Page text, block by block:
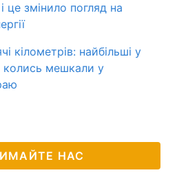
це змінило погляд на
кілометрів: найбільші у
колись мешкали у
НАС